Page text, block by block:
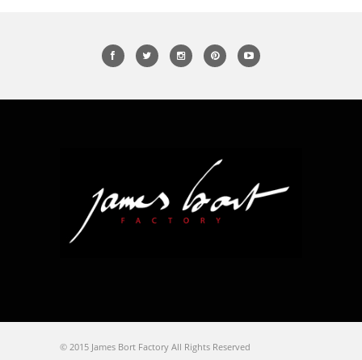
© 2015 James Bort Factory All Rights Reserved